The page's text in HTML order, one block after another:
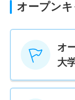
オープン
オ
大